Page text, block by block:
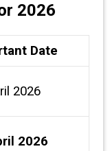
2026
Date
2026
2026